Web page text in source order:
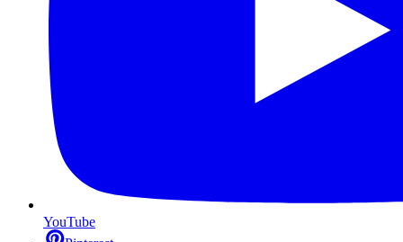
YouTube